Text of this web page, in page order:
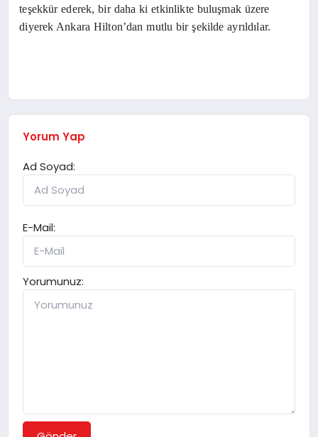
teşekkür ederek, bir daha ki etkinlikte buluşmak üzere
diyerek Ankara Hilton’dan mutlu bir şekilde ayrıldılar.
Yorum Yap
Ad Soyad:
E-Mail:
Yorumunuz: